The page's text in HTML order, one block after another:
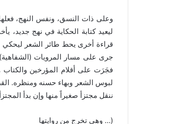
وعلى ذات النسق، ونفس النهج،
ليعيد كتابة الحكاية في نهج
قراءة أخرى يحط طائر الشعر ليحكي
جرى على مسار المرويات
فجَرَت على أقلام المؤرخين والكتاب
لبوس الشعر وبهاء حسنه ومنظره.
ننقل مجتزأ صغيراً منها وإن بدأ
(… وهي تخرج من روايتها